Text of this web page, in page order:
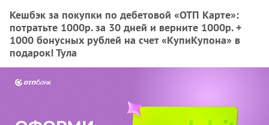
Кешбэк за покупки по дебетовой «ОТП Карте»:
потратьте 1000р. за 30 дней и верните 1000р. +
1000 бонусных рублей на счет «КупиКупона» в
подарок! Тула